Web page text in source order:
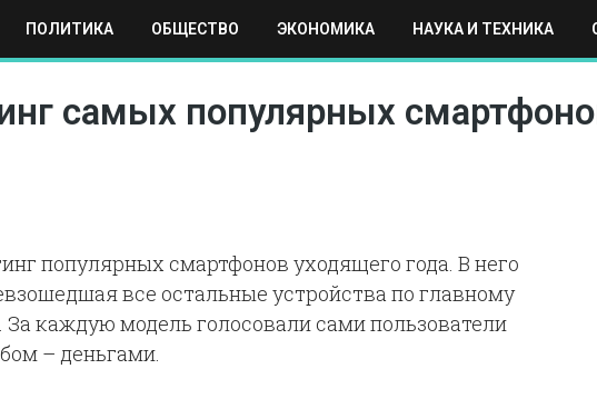
ПОЛИТИКА ОБЩЕСТВО ЭКОНОМИКА НАУКА И ТЕХНИКА
НАУКА И ТЕХНИКА СПОРТ МОСКВА РЕГИОНЫ МИР
самых популярных
популярных смартфонов уходящего года. В него
все остальные устройства по главному
каждую модель голосовали сами пользователи
– деньгами.